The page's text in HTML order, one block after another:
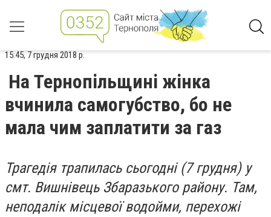
15:45, 7 грудня 2018 р.
На Тернопільщині жінка
вчинила самогубство, бо не
мала чим заплатити за газ
Трагедія трапилась сьогодні (7 грудня) у
смт. Вишнівець Збаразького району. Там,
неподалік місцевої водойми, перехожі